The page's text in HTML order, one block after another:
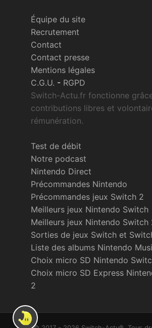
Équipe du site
Recrutement
Contact
Contact presse
Mentions légales
C.G.U. - RGPD
Switch-Actu.fr fonctionne
contributions libres et
rémunération.
Test de débit
Notre podcast
Nintendo Direct
Précommandes Nintendo
Précommandes jeux Switch 2
Meilleurs jeux Nintendo Switch
Meilleurs jeux Nintendo Switch
Sorties de jeux Switch et
Liste des albums Nintendo
Choix micro SD Nintendo
Choix micro SD Express
2